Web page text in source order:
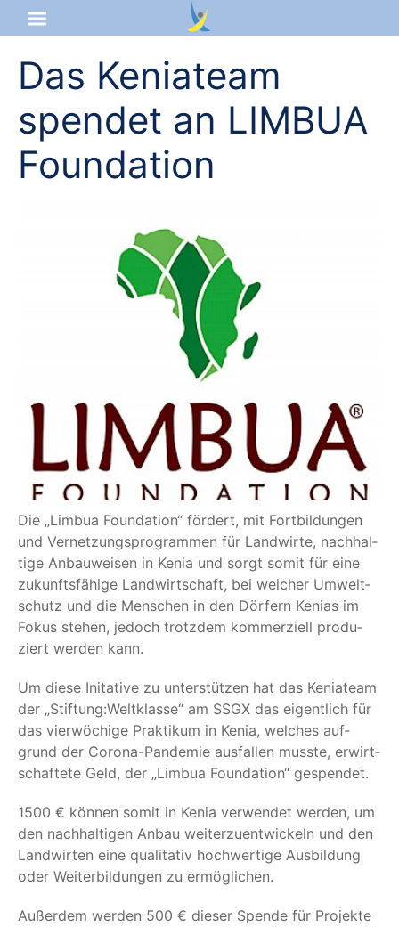
Startseite
Aktuelles
Das sind wir
Service & Infos
Das Keniateam
spendet an LIMBUA
Foundation
Die „Lim­bua Foun­da­ti­on“ för­dert, mit Fort­bil­dun­gen
und Ver­net­zungs­pro­gram­men für Land­wir­te, nach­hal­
ti­ge Anbau­wei­sen in Kenia und sorgt somit für eine
zukunfts­fä­hi­ge Land­wirt­schaft, bei wel­cher Umwelt­
schutz und die Men­schen in den Dör­fern Keni­as im
Fokus ste­hen, jedoch trotz­dem kom­mer­zi­ell pro­du­
ziert wer­den kann.
Um die­se Ini­ta­ti­ve zu unter­stüt­zen hat das Kenia­team
der „Stiftung:Weltklasse“ am SSGX das eigent­lich für
das vier­wö­chi­ge Prak­ti­kum in Kenia, wel­ches auf­
grund der Coro­na-Pan­de­mie aus­fal­len muss­te, erwirt­
schaf­te­te Geld, der „Lim­bua Foun­da­ti­on“ gespendet.
1500 € kön­nen somit in Kenia ver­wen­det wer­den, um
den nach­hal­ti­gen Anbau wei­ter­zu­ent­wi­ckeln und den
Land­wir­ten eine qua­li­ta­tiv hoch­wer­ti­ge Aus­bil­dung
oder Wei­ter­bil­dun­gen zu ermöglichen.
Außer­dem wer­den 500 € die­ser Spen­de für Pro­jek­te